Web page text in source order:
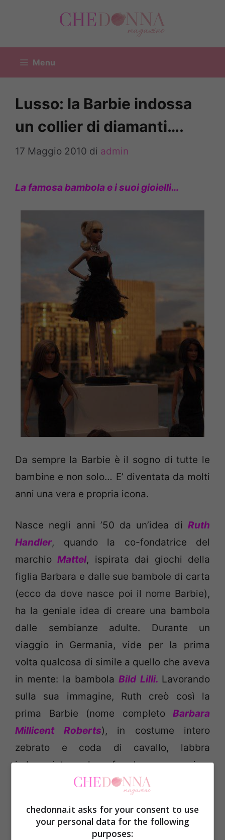
Menu
Lusso: la Barbie indossa
un collier di diamanti….
17 Maggio 2010 di admin
La famosa bambola e i suoi gioielli…
Da sempre la Barbie è il sogno di tutte le
bambine e non solo… E’ diventata da molti
anni una vera e propria icona.
Nasce negli anni ’50 da un’idea di Ruth
Handler, quando la co-fondatrice del
marchioMattel, ispirata dai giochi della
figlia Barbara e dalle sue bambole di carta
(ecco da dove nasce poi il nome Barbie),
ha la geniale idea di creare una bambola
dalle sembianze adulte. Durante un
viaggio in Germania, vide per la prima
volta qualcosa di simile a quello che aveva
in mente: la bambolaBild Lilli. Lavorando
sulla sua immagine, Ruth creò così la
prima Barbie (nome completo Barbara
Millicent Roberts), in costume intero
zebrato e coda di cavallo, labbra
imbronciate che fa la sua prima
apparizione ufficiale il 9 marzo del 1959
Da allora ad oggi la Barbie ha segnato
chedonna.it asks for your consent to use
your personal data for the following
purposes: